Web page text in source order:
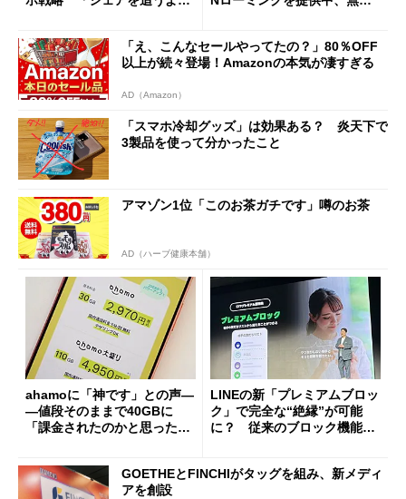
「え、こんなセールやってたの？」80％OFF
以上が続々登場！Amazonの本気が凄すぎる
AD（Amazon）
「スマホ冷却グッズ」は効果ある？ 炎天下で
3製品を使って分かったこと
アマゾン1位「このお茶ガチです」噂のお茶
AD（ハーブ健康本舗）
ahamoに「神です」との声―
―値段そのままで40GBに
「課金されたのかと思った」
LINEの新「プレミアムブロッ
ク」で完全な“絶縁”が可能
に？ 従来のブロック機能と
GOETHEとFINCHIがタッグを組み、新メディ
アを創設